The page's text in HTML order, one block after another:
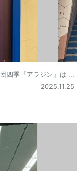
四季『アラジン』は ...
2025.11.25